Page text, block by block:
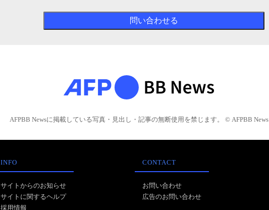
AFPBB Newsに掲載している写真・見出し・記事の無断使用を禁じます。 © AFPBB News
INFO
サイトからのお知らせ
サイトに関するヘルプ
採用情報
CONTACT
お問い合わせ
広告のお問い合わせ